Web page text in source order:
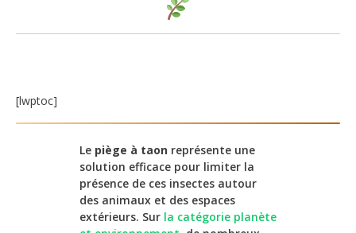
[lwptoc]
Le piège à taon représente une
solution efficace pour limiter la
présence de ces insectes autour
des animaux et des espaces
extérieurs. Sur la catégorie planète